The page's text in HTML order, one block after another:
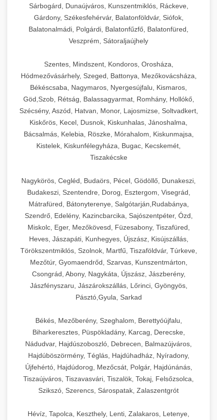
Sárbogárd, Dunaújváros, Kunszentmiklós, Ráckeve,
Gárdony, Székesfehérvár, Balatonföldvár, Siófok,
Balatonalmádi, Polgárdi, Balatonfűzfő, Balatonfüred,
Veszprém, Sátoraljaújhely
Szentes, Mindszent, Kondoros, Orosháza,
Hódmezővásárhely, Szeged, Battonya, Mezőkovácsháza,
Békéscsaba, Nagymaros, Nyergesújfalu, Kismaros,
Göd,Szob, Rétság, Balassagyarmat, Romhány, Hollókő,
Szécsény, Aszód, Hatvan, Monor, Lajosmizse, Soltvadkert,
Kiskőrös, Kecel, Dusnok, Kiskunhalas, Jánoshalma,
Bácsalmás, Kelebia, Röszke, Mórahalom, Kiskunmajsa,
Kistelek, Kiskunfélegyháza, Bugac, Kecskemét,
Tiszakécske
Nagykörös, Cegléd, Budaörs, Pécel, Gödöllő, Dunakeszi,
Budakeszi, Szentendre, Dorog, Esztergom, Visegrád,
Mátrafüred, Bátonyterenye, Salgótarján,Rudabánya,
Szendrő, Edelény, Kazincbarcika, Sajószentpéter, Ózd,
Miskolc, Eger, Mezőkövesd, Füzesabony, Tiszafüred,
Heves, Jászapáti, Kunhegyes, Újszász, Kisújszállás,
Törökszentmiklós, Szolnok, Martfű, Tiszaföldvár, Túrkeve,
Mezőtúr, Gyomaendrőd, Szarvas, Kunszentmárton,
Csongrád, Abony, Nagykáta, Újszász, Jászberény,
Jászfényszaru, Jászárokszállás, Lőrinci, Gyöngyös,
Pásztó,Gyula, Sarkad
Békés, Mezőberény, Szeghalom, Berettyóújfalu,
Biharkeresztes, Püspökladány, Karcag, Derecske,
Nádudvar, Hajdúszoboszló, Debrecen, Balmazújváros,
Hajdúböszörmény, Téglás, Hajdúhadház, Nyíradony,
Újfehértó, Hajdúdorog, Mezőcsát, Polgár, Hajdúnánás,
Tiszaújváros, Tiszavasvári, Tiszalök, Tokaj, Felsőzsolca,
Szikszó, Szerencs, Sárospatak, Zalaszentgrót
Hévíz, Tapolca, Keszthely, Lenti, Zalakaros, Letenye,